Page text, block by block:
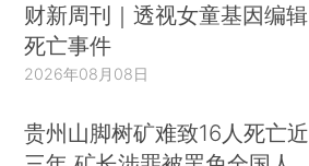
财新周刊｜透视女童基因编辑
死亡事件
2026年08月08日
贵州山脚树矿难致16人死亡近